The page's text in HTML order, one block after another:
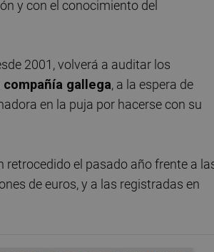
y con el conocimiento del
2001, volverá a auditar los
gallega, a la espera de
en la puja por hacerse con su
retrocedido el pasado año frente a
de euros, y a las registradas en